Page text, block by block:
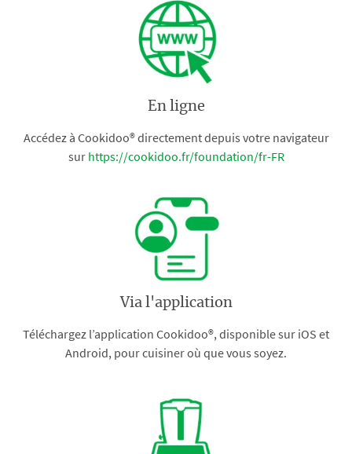
En ligne
Accédez à Cookidoo® directement depuis votre navigateur
sur https://cookidoo.fr/foundation/fr-FR
Via l'application
Téléchargez l’application Cookidoo®, disponible sur iOS et
Android, pour cuisiner où que vous soyez.